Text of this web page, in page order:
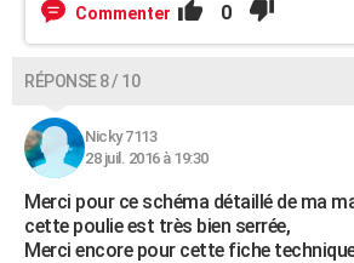
Commenter 0
RÉPONSE 8 / 10
Nicky 7113
28 juil. 2016 à 19:30
Merci pour ce schéma détaillé de ma
cette poulie est très bien serrée,
Merci encore pour cette fiche